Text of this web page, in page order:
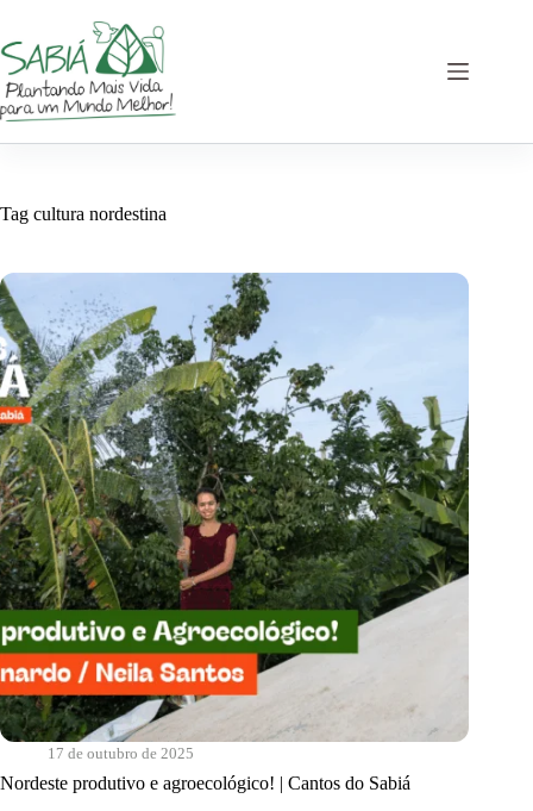
o
conteúdo
Tag cultura nordestina
17 de outubro de 2025
Nordeste produtivo e agroecológico! | Cantos do Sabiá